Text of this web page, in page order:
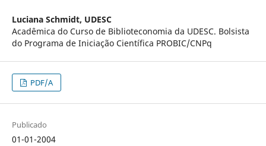
Luciana Schmidt, UDESC
Acadêmica do Curso de Biblioteconomia da UDESC. Bolsista
do Programa de Iniciação Científica PROBIC/CNPq
PDF/A
Publicado
01-01-2004